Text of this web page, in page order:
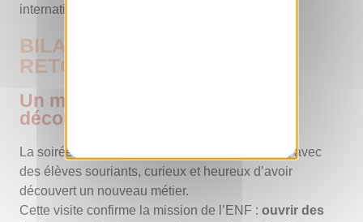
internationales.
BILAN DE LA SOIRÉE ET
RETOMBÉES POSITIVES
Un moment d’échanges, de
découvertes et d’inspiration
La soirée s’est terminée dans la bonne humeur, avec
des élèves souriants, curieux et heureux d’avoir
découvert un nouveau métier.
Cette visite confirme la mission de l’ENF : ouvrir des